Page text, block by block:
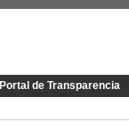
Portal de Transparencia